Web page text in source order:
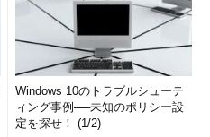
Windows 10のトラブルシューテ
ィング事例──未知のポリシー設
定を探せ！ (1/2)